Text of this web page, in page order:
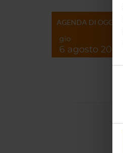
AGENDA DI OGGI
gio
6 agosto 2026